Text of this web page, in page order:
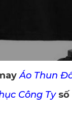
Áo Thun
Công Ty